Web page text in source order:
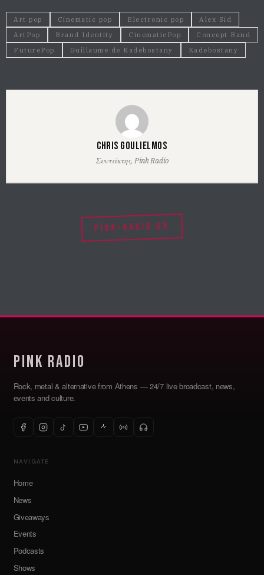
Art pop Cinematic pop Electronic pop
Alex Sid
ArtPop
Brand Identity CinematicPop
Concept Band
FuturePop
Guillaume de Kadebostany Kadebostany
Chris Goulielmos
Συντάκτης, Pink Radio
PINK-RADIO.GR
Pink Radio
Rock, metal & alternative from Athens — 24/7 live broadcast, news,
events and culture.
NAVIGATE
Home
News
Giveaways
Events
Podcasts
Shows